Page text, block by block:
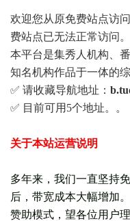
欢迎您从原免费站点访
费站点已无法正常访问。
本平台是集秀人机构、
知名机构作品于一体的
✅ 请收藏导航地址：
✅ 目前可用5个地址。。
关于本站运营说明
多年来，我们一直坚持
后，带宽成本大幅增加
赞助模式，望各位用户理